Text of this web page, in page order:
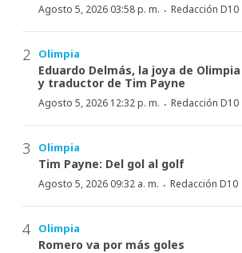
Agosto 5, 2026 03:58 p. m. · Redacción D10
Olimpia
Eduardo Delmás, la joya de Olimpia
y traductor de Tim Payne
Agosto 5, 2026 12:32 p. m. · Redacción D10
Olimpia
Tim Payne: Del gol al golf
Agosto 5, 2026 09:32 a. m. · Redacción D10
Olimpia
Romero va por más goles